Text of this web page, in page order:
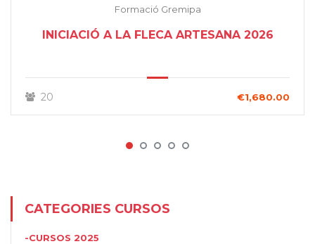
Formació Gremipa
INICIACIÓ A LA FLECA ARTESANA 2026
20 €1,680.00
CATEGORIES CURSOS
-CURSOS 2025